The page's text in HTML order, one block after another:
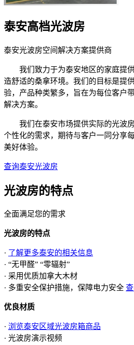
泰安高档光波房
泰安光波房空间解决方案提供商
我们致力于为泰安地区的家庭提供
造舒适的桑拿环境。我们的目标是提
验，产品种类繁多，旨在为每位客户
解决方案。
我们在泰安市场提供实际的光波房
个性化的需求，期待与客户一同分享
美好体验。
查询泰安光波房
光波房的特点
全面满足您的需求
光波房的特点
· 了解更多泰安的相关信息
· “无甲醛” “零辐射”
· 采用优质加拿大木材
· 多重安全保护措施，保障电力安全
优良材质
· 浏览泰安区域光波房箱商品
· 光波房演示视频